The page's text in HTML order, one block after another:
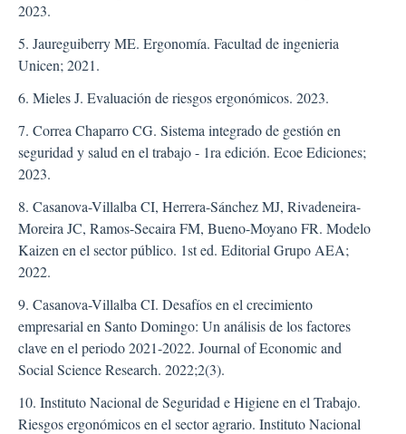
2023.
5. Jaureguiberry ME. Ergonomía. Facultad de ingenieria
Unicen; 2021.
6. Mieles J. Evaluación de riesgos ergonómicos. 2023.
7. Correa Chaparro CG. Sistema integrado de gestión en
seguridad y salud en el trabajo - 1ra edición. Ecoe Ediciones;
2023.
8. Casanova-Villalba CI, Herrera-Sánchez MJ, Rivadeneira-
Moreira JC, Ramos-Secaira FM, Bueno-Moyano FR. Modelo
Kaizen en el sector público. 1st ed. Editorial Grupo AEA;
2022.
9. Casanova-Villalba CI. Desafíos en el crecimiento
empresarial en Santo Domingo: Un análisis de los factores
clave en el periodo 2021-2022. Journal of Economic and
Social Science Research. 2022;2(3).
10. Instituto Nacional de Seguridad e Higiene en el Trabajo.
Riesgos ergonómicos en el sector agrario. Instituto Nacional